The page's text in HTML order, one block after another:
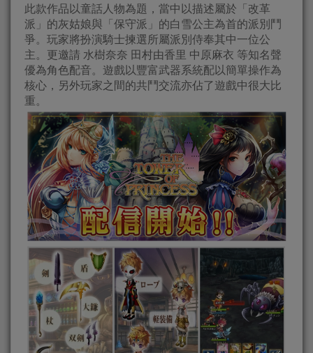
此款作品以童話人物為題，當中以描述屬於「改革
派」的灰姑娘與「保守派」的白雪公主為首的派別鬥
爭。玩家將扮演騎士揀選所屬派別侍奉其中一位公
主。更邀請 水樹奈奈 田村由香里 中原麻衣 等知名聲
優為角色配音。遊戲以豐富武器系統配以簡單操作為
核心，另外玩家之間的共鬥交流亦佔了遊戲中很大比
重。